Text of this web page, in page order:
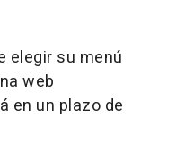
elegir su menú
web
en un plazo de